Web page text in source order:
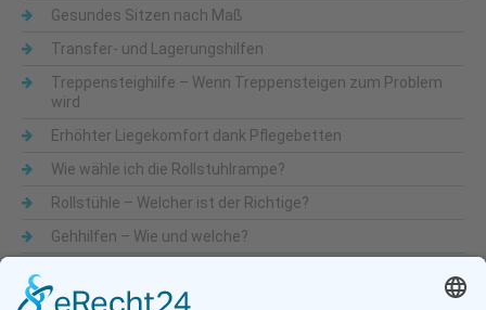
Gesundes Sitzen nach Maß
Transfer- und Lagerungshilfen
Treppensteighilfe – Wenn Treppensteigen zum Problem
wird
Erhöhter Liegekomfort dank Pflegebetten
Wie wähle ich die Rollstuhlrampe?
Rollstühle – Welcher ist der Richtige?
Gehhilfen – Wie und welche?